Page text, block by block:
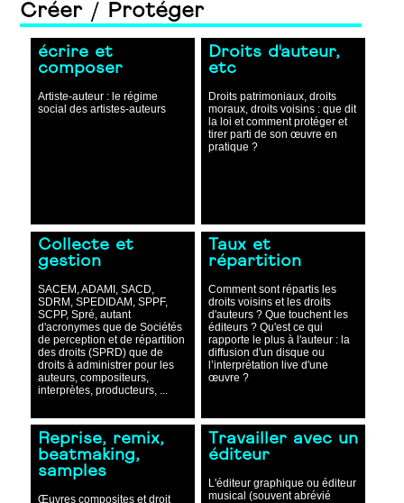
Créer / Protéger
écrire et
composer
Artiste-auteur : le régime
social des artistes-auteurs
Droits d'auteur,
etc
Droits patrimoniaux, droits
moraux, droits voisins : que dit
la loi et comment protéger et
tirer parti de son œuvre en
pratique ?
Collecte et
gestion
SACEM, ADAMI, SACD,
SDRM, SPEDIDAM, SPPF,
SCPP, Spré, autant
d'acronymes que de Sociétés
de perception et de répartition
des droits (SPRD) que de
droits à administrer pour les
auteurs, compositeurs,
interprètes, producteurs, ...
Taux et
répartition
Comment sont répartis les
droits voisins et les droits
d'auteurs ? Que touchent les
éditeurs ? Qu'est ce qui
rapporte le plus à l'auteur : la
diffusion d'un disque ou
l’interprétation live d'une
œuvre ?
Reprise, remix,
beatmaking,
samples
Œuvres composites et droit
Travailler avec un
éditeur
L'éditeur graphique ou éditeur
musical (souvent abrévié